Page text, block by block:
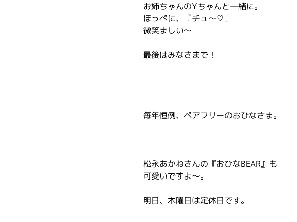
お姉ちゃんのYちゃんと一緒に。
ほっぺに、『チュ～♡』
微笑ましい～
最後はみなさまで！
毎年恒例、ペアフリーのおひなさま。
松永あかねさんの『おひなBEAR』も
可愛いですよ～。
明日、木曜日は定休日です。